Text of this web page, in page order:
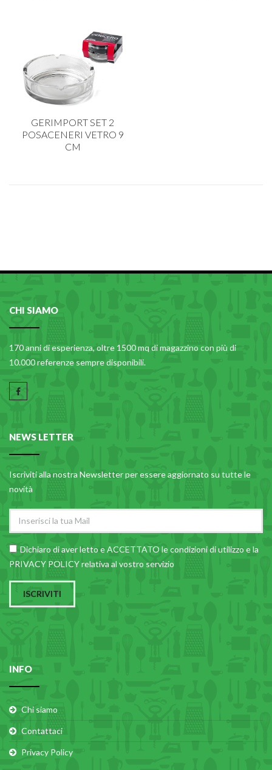
FIORI ARTIFICIALI
FONDUES E PIETRE OLLARI
IL COCCIO
LA PASTA
LEGNO
OGGETTISTICA
STOFFA
TENDI E STIRA
UTENSILI IN CUCINA
GERIMPORT SET 2
POSACENERI VETRO 9
CM
CHI SIAMO
170 anni di esperienza, oltre 1500 mq di magazzino con più di
10.000 referenze sempre disponibili.
NEWS LETTER
Iscriviti alla nostra Newsletter per essere aggiornato su tutte le
novità
Dichiaro di aver letto e ACCETTATO lecondizioni di utilizzo e la
PRIVACY POLICY relativa al vostro servizio
ISCRIVITI
INFO
Chi siamo
Contattaci
Privacy Policy